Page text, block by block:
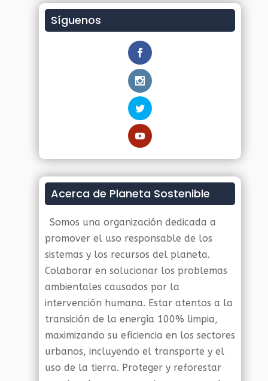
Síguenos
Acerca de Planeta Sostenible
Somos una organización dedicada a
promover el uso responsable de los
sistemas y los recursos del planeta.
Colaborar en solucionar los problemas
ambientales causados por la
intervención humana. Estar atentos a la
transición de la energía 100% limpia,
maximizando su eficiencia en los sectores
urbanos, incluyendo el transporte y el
uso de la tierra. Proteger y reforestar